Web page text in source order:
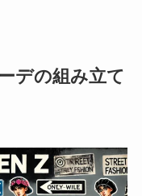
デの組み立て